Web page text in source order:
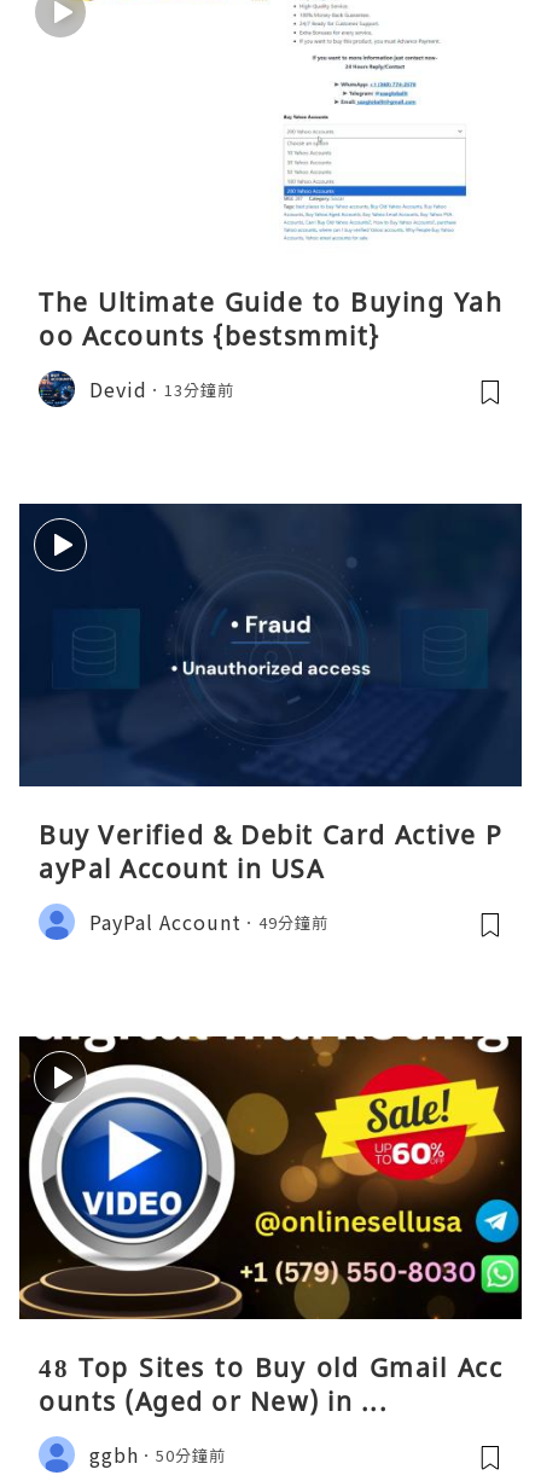
The Ultimate Guide to Buying Yah
oo Accounts {bestsmmit}
Devid 13分鐘前
Buy Verified & Debit Card Active P
ayPal Account in USA
PayPal Account 49分鐘前
48 Top Sites to Buy old Gmail Acc
ounts (Aged or New) in ...
ggbh 50分鐘前